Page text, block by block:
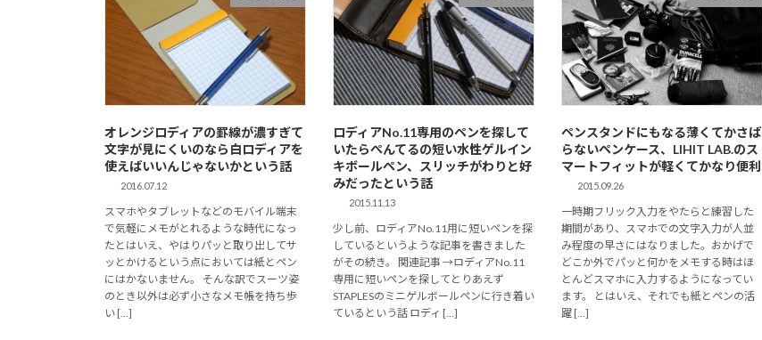
オレンジロディアの罫線が濃すぎて
文字が見にくいのなら白ロディアを
使えばいいんじゃないかという話
2016.07.12
スマホやタブレットなどのモバイル端末
で気軽にメモがとれるような時代になっ
たとはいえ、やはりパッと取り出してサ
ッとかけるという点においては紙とペン
にはかないません。 そんな訳でスーツ姿
のとき以外は必ず小さなメモ帳を持ち歩
い […]
ロディアNo.11専用のペンを探して
いたらぺんてるの短い水性ゲルイン
キボールペン、スリッチがわりと好
みだったという話
2015.11.13
少し前、ロディアNo.11用に短いペンを探
しているというような記事を書きました
がその続き。 関連記事 →ロディアNo.11
専用に短いペンを探してとりあえず
STAPLESのミニゲルボールペンに行き着い
ているという話 ロディ […]
ペンスタンドにもなる薄くてかさば
らないペンケース、LIHIT LAB.のス
マートフィットが軽くてかなり便利
2015.09.26
一時期フリック入力をやたらと練習した
期間があり、スマホでの文字入力が人並
み程度の早さにはなりました。おかげで
どこか外でパッと何かをメモする時はほ
とんどスマホに入力するようになってい
ます。 とはいえ、それでも紙とペンの活
躍 […]